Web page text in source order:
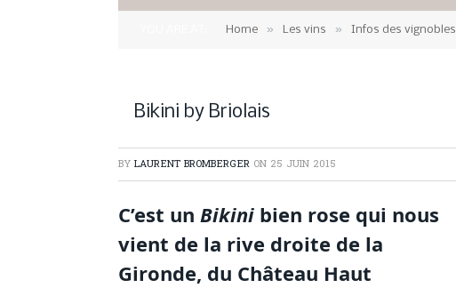
Home » Les vins » Infos des vignobles
Bikini by Briolais
BY LAURENT BROMBERGER ON 25 JUIN 2015
C’est un Bikini bien rose qui nous
vient de la rive droite de la
Gironde, du Château Haut